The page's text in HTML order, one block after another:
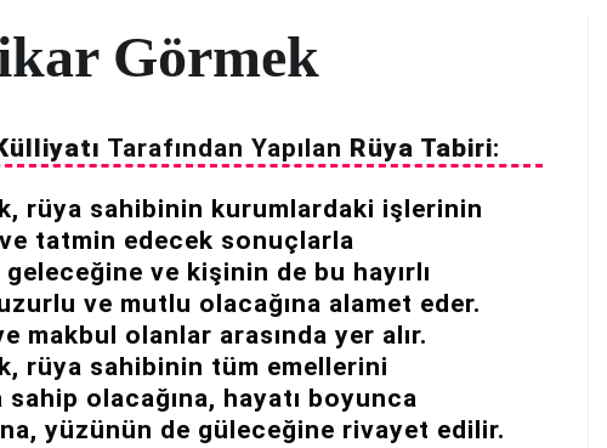
Görmek
Tarafından Yapılan Rüya Tabiri:
rüya sahibinin kurumlardaki işlerinin
tatmin edecek sonuçlarla
ve kişinin de bu hayırlı
ve mutlu olacağına alamet eder.
makbul olanlar arasında yer alır.
rüya sahibinin tüm emellerini
olacağına, hayatı boyunca
yüzünün de güleceğine rivayet edilir.